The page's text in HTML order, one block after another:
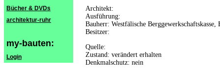
Bücher & DVDs
architektur-ruhr
my-bauten:
Login
Architekt:
Ausführung:
Bauherr: Westfälische Berggewerkschaftskasse,
Besitzer:
Quelle:
Zustand: verändert erhalten
Denkmalschutz: nein